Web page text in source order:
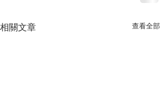
相關文章 查看全部